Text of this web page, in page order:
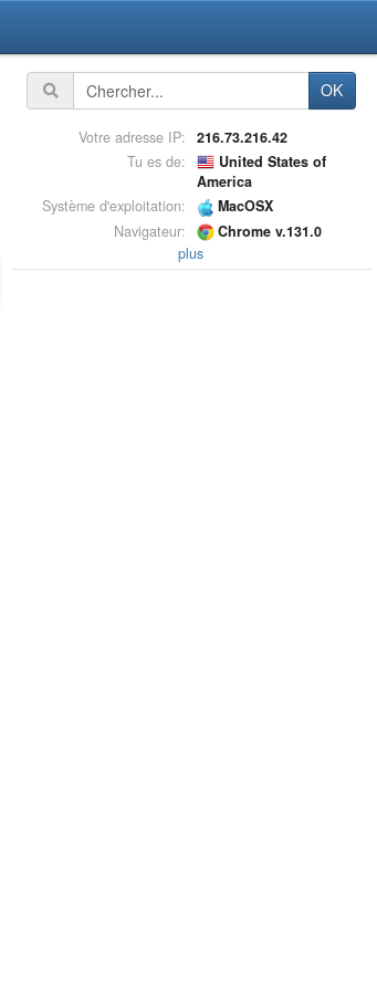
OK
Votre adresse IP:
216.73.216.42
Tu es de:
United States of
America
Système d'exploitation:
MacOSX
Navigateur:
Chrome v.131.0
plus